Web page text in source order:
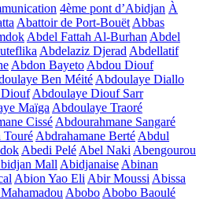
4ème pont d’Abidjan À
Abattoir de Port-Bouët Abbas
Abdel Fattah Al-Burhan Abdel
Abdelaziz Djerad Abdellatif
Abdon Bayeto Abdou Diouf
Ben Méité Abdoulaye Diallo
Abdoulaye Diouf Sarr
Maïga Abdoulaye Traoré
Cissé Abdourahmane Sangaré
Touré Abdrahamane Berté Abdul
Abedi Pelé Abel Naki Abengourou
Mall Abidjanaise Abinan
Abion Yao Eli Abir Moussi Abissa
Abobo Abobo Baoulé